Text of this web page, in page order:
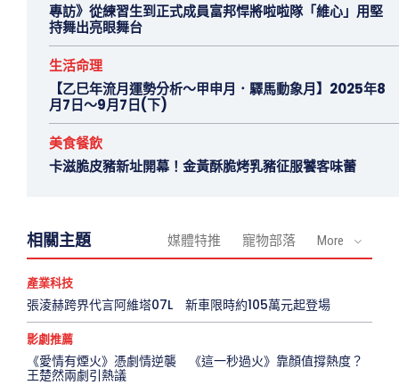
專訪》從練習生到正式成員富邦悍將啦啦隊「維心」用堅
持舞出亮眼舞台
生活命理
【乙巳年流月運勢分析～甲申月．驛馬動象月】2025年8
月7日～9月7日(下)
美食餐飲
卡滋脆皮豬新址開幕！金黃酥脆烤乳豬征服饕客味蕾
相關主題 媒體特推 寵物部落 More
產業科技
張淩赫跨界代言阿維塔07L 新車限時約105萬元起登場
影劇推薦
《愛情有煙火》憑劇情逆襲 《這一秒過火》靠顏值撐熱度？
王楚然兩劇引熱議